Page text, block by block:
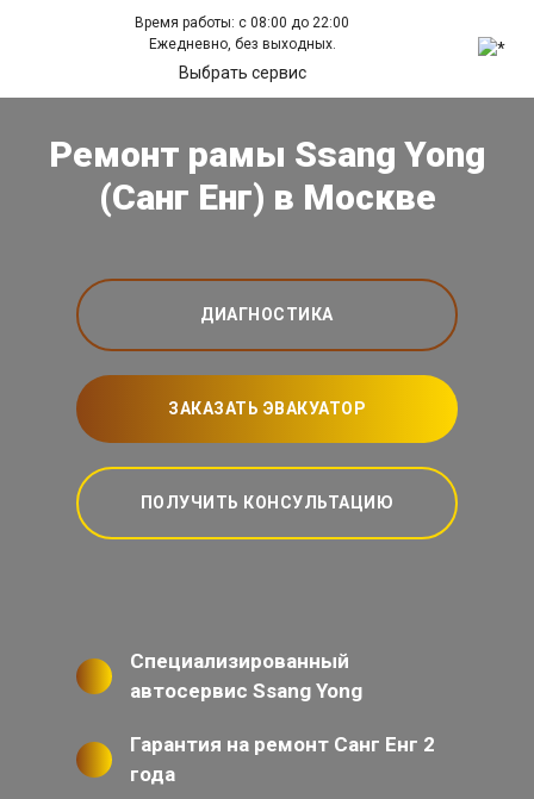
Время работы: с 08:00 до 22:00
Ежедневно, без выходных.
Выбрать сервис
Ремонт рамы Ssang Yong
(Санг Енг) в Москве
ДИАГНОСТИКА
ЗАКАЗАТЬ ЭВАКУАТОР
ПОЛУЧИТЬ КОНСУЛЬТАЦИЮ
Специализированный
автосервис Ssang Yong
Гарантия на ремонт Санг Енг 2
года